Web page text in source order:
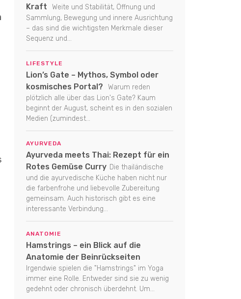
Kraft
Weite und Stabilität, Öffnung und
Sammlung, Bewegung und innere Ausrichtung
– das sind die wichtigsten Merkmale dieser
Sequenz und...
LIFESTYLE
Lion’s Gate – Mythos, Symbol oder
kosmisches Portal?
Warum reden
plötzlich alle über das Lion's Gate? Kaum
beginnt der August, scheint es in den sozialen
Medien (zumindest...
AYURVEDA
Ayurveda meets Thai: Rezept für ein
Rotes Gemüse Curry Die thailändische
und die ayurvedische Küche haben nicht nur
die farbenfrohe und liebevolle Zubereitung
gemeinsam. Auch historisch gibt es eine
interessante Verbindung...
ANATOMIE
Hamstrings – ein Blick auf die
Anatomie der Beinrückseiten
Irgendwie spielen die "Hamstrings" im Yoga
immer eine Rolle. Entweder sind sie zu wenig
gedehnt oder chronisch überdehnt. Um...